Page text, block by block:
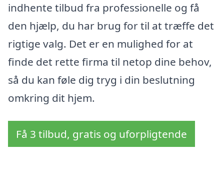
indhente tilbud fra professionelle og få
den hjælp, du har brug for til at træffe det
rigtige valg. Det er en mulighed for at
finde det rette firma til netop dine behov,
så du kan føle dig tryg i din beslutning
omkring dit hjem.
Få 3 tilbud, gratis og uforpligtende